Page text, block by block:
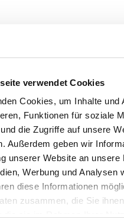
verwendet Cookies
Cookies, um Inhalte und
Funktionen für soziale
die Zugriffe auf unsere
Außerdem geben wir
unserer Website an unsere
Werbung und Analysen
diese Informationen
zusammen, die Sie